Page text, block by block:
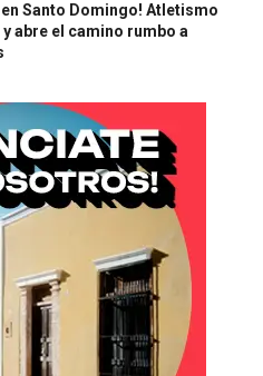
Santo Domingo! Atletismo
abre el camino rumbo a